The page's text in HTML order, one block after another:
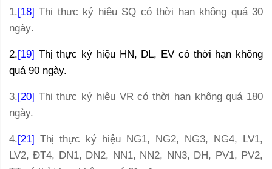
1.[18] Thị thực ký hiệu SQ có thời hạn không quá 30
ngày.
2.[19] Thị thực ký hiệu HN, DL, EV có thời hạn không
quá 90 ngày.
3.[20] Thị thực ký hiệu VR có thời hạn không quá 180
ngày.
4.[21] Thị thực ký hiệu NG1, NG2, NG3, NG4, LV1,
LV2, ĐT4, DN1, DN2, NN1, NN2, NN3, DH, PV1, PV2,